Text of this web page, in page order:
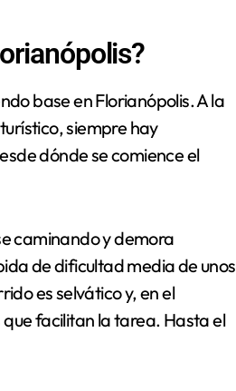
base en Florianópolis. A la
siempre hay
dónde se comience el
caminando y demora
de dificultad media de unos
es selvático y, en el
facilitan la tarea. Hasta el